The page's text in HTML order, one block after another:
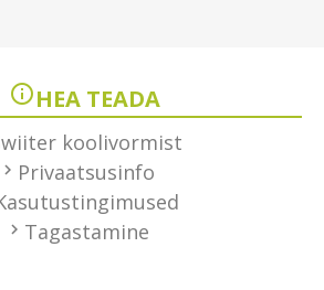
HEA TEADA
koolivormist
Privaatsusinfo
Tagastamine